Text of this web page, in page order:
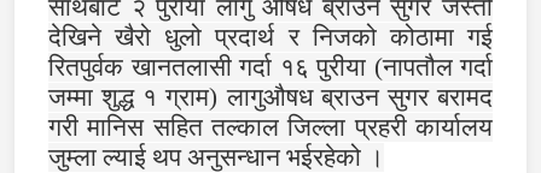
साथबाट २ पुरीया लागु औषध ब्राउन सुगर जस्तो
देखिने खैरो धुलो प्रदार्थ र निजको कोठामा गई
रितपुर्वक खानतलासी गर्दा १६ पुरीया (नापतौल गर्दा
जम्मा शुद्ध १ ग्राम) लागुऔषध ब्राउन सुगर बरामद
गरी मानिस सहित तल्काल जिल्ला प्रहरी कार्यालय
जुम्ला ल्याई थप अनुसन्धान भईरहेको ।